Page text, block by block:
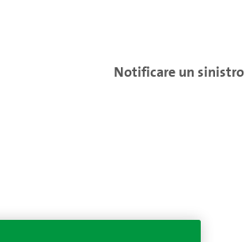
Notificare un sinistro